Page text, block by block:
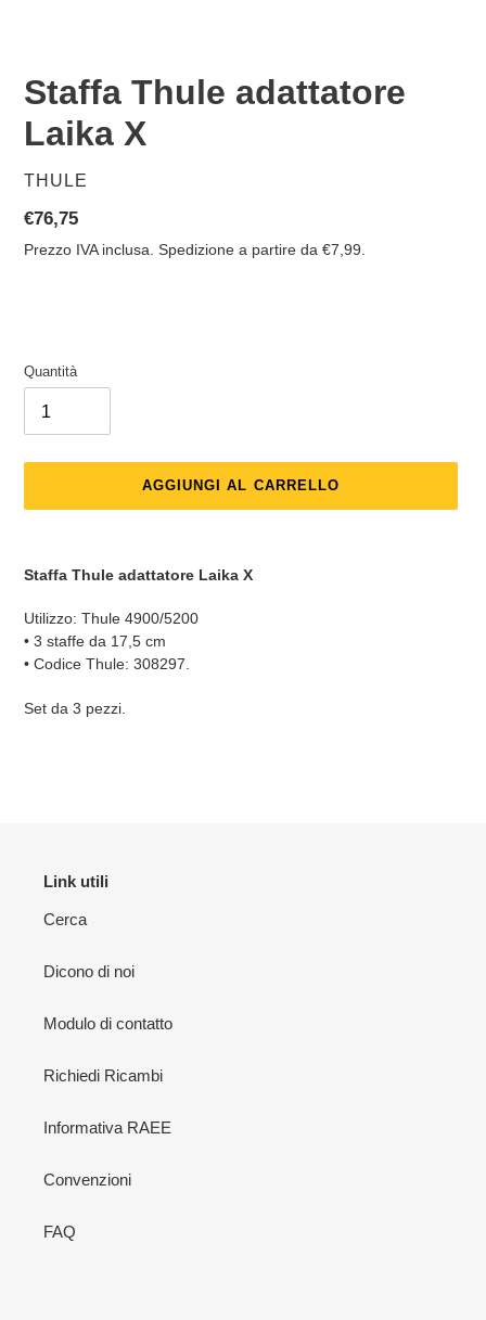
Staffa Thule adattatore
Laika X
VENDITORE
THULE
Prezzo
di
€76,75
Prezzo IVA inclusa. Spedizione a partire da €7,99.
Quantità
AGGIUNGI AL CARRELLO
nel
carrello
Staffa Thule adattatore Laika X
Utilizzo: Thule 4900/5200
• 3 staffe da 17,5 cm
• Codice Thule: 308297.
Set da 3 pezzi.
Link utili
Cerca
Dicono di noi
Modulo di contatto
Richiedi Ricambi
Informativa RAEE
Convenzioni
FAQ